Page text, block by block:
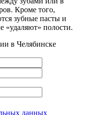
Кроме того,
зубные пасты и
«удаляют» полости.
в Челябинске
данных